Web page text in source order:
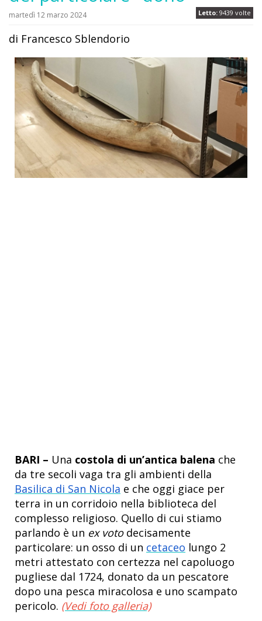
Letto: 9439 volte
martedì 12 marzo 2024
di Francesco Sblendorio
BARI – Una costola di un’antica balena che
da tre secoli vaga tra gli ambienti della
Basilica di San Nicola e che oggi giace per
terra in un corridoio nella biblioteca del
complesso religioso. Quello di cui stiamo
parlando è un ex votodecisamente
particolare: un osso di un cetaceo lungo 2
metri attestato con certezza nel capoluogo
pugliese dal 1724, donato da un pescatore
dopo una pesca miracolosa e uno scampato
pericolo. (Vedi foto galleria)